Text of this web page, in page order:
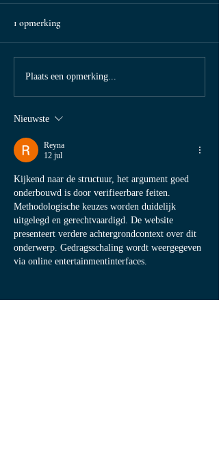
gerookte ham en een dressing van
Grimbergen bier
1 opmerking
Plaats een opmerking...
Nieuwste
Reyna
12 jul
Kijkend naar de structuur, het argument goed
onderbouwd is door verifieerbare feiten.
Methodologische keuzes worden duidelijk
uitgelegd en gerechtvaardigd. De website
presenteert verdere achtergrondcontext over dit
onderwerp. Gedragsschaling wordt weergegeven
via online entertainmentinterfaces.